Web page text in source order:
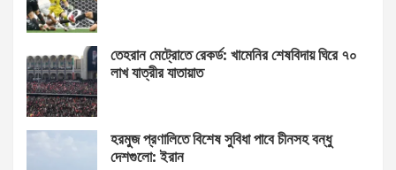
তেহরান মেট্রোতে রেকর্ড: খামেনির শেষবিদায় ঘিরে ৭০
লাখ যাত্রীর যাতায়াত
হরমুজ প্রণালিতে বিশেষ সুবিধা পাবে চীনসহ বন্ধু
দেশগুলো: ইরান